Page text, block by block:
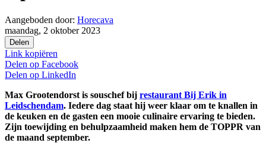
Aangeboden door: Horecava
maandag, 2 oktober 2023
Delen
Link kopiëren
Delen op Facebook
Delen op LinkedIn
Max Grootendorst is souschef bij restaurant Bij Erik in
Leidschendam. Iedere dag staat hij weer klaar om te knallen in
de keuken en de gasten een mooie culinaire ervaring te bieden.
Zijn toewijding en behulpzaamheid maken hem de TOPPR van
de maand september.